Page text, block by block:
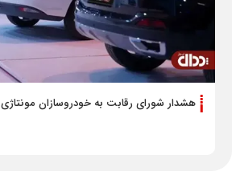
هشدار شورای رقابت به خودروسازان مونتاژی